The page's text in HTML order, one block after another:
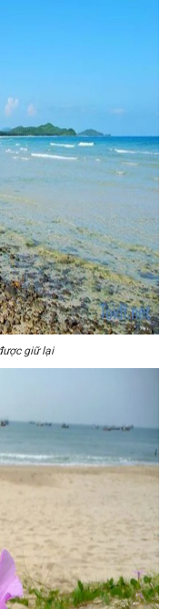
giữ lại